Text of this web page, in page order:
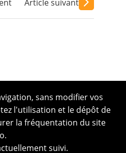
Article suivant
sans modifier vos
l'utilisation et le dépôt de
la fréquentation du site
suivi.